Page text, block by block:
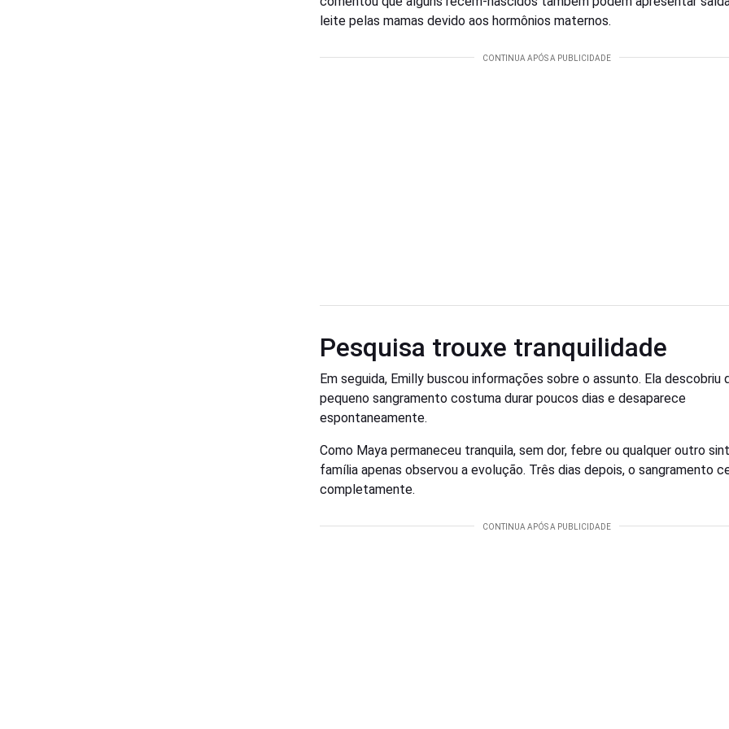
leite pelas mamas devido aos hormônios maternos.
Pesquisa trouxe tranquilidade
Em seguida, Emilly buscou informações sobre o assunto. Ela descobriu
pequeno sangramento costuma durar poucos dias e desaparece
espontaneamente.
Como Maya permaneceu tranquila, sem dor, febre ou qualquer outro
família apenas observou a evolução. Três dias depois, o sangramento
completamente.